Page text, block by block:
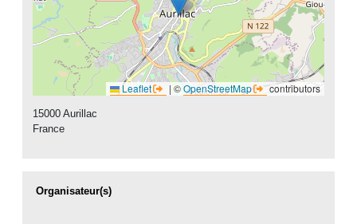
Leaflet | ©OpenStreetMap contributors
15000 Aurillac
France
Organisateur(s)